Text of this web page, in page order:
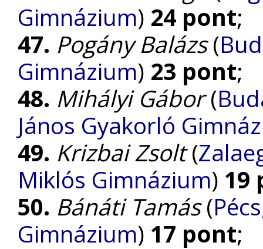
Gimnázium) 24 pont;
47. Pogány Balázs(
Gimnázium) 23 pont;
48. Mihályi Gábor(
János Gyakorló
49. Krizbai Zsolt(
Miklós Gimnázium) 19
50. Bánáti Tamás(
Gimnázium) 17 pont;